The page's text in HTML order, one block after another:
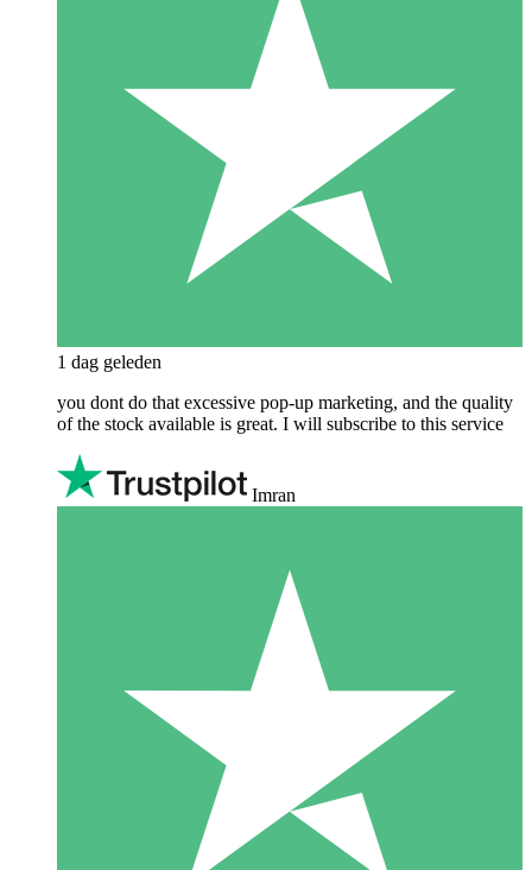
1 dag geleden
you dont do that excessive pop-up marketing, and the quality
of the stock available is great. I will subscribe to this service
Imran